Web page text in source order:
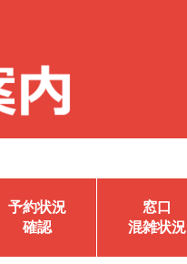
予約状況
確認
窓口
混雑状況